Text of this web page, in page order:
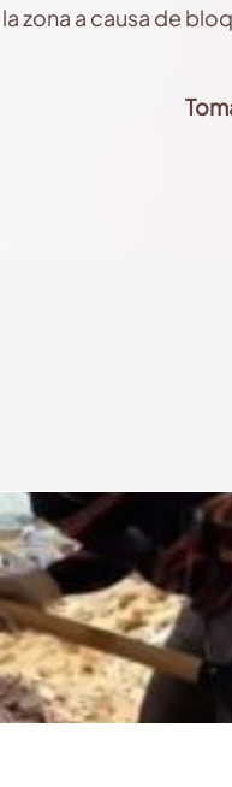
zona a causa de